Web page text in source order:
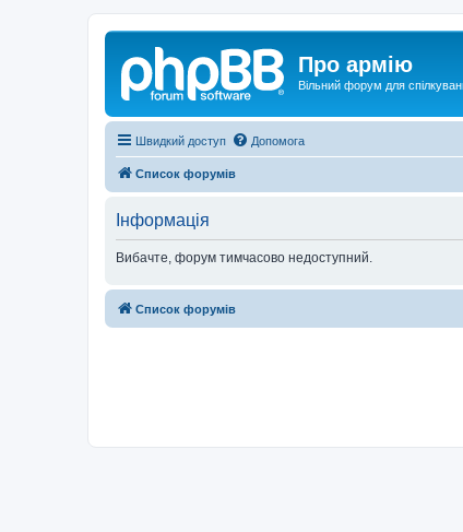
Про армію
Вільний форум для
Швидкий доступ Допомога
Список форумів
Інформація
Вибачте, форум тимчасово недоступний.
Список форумів